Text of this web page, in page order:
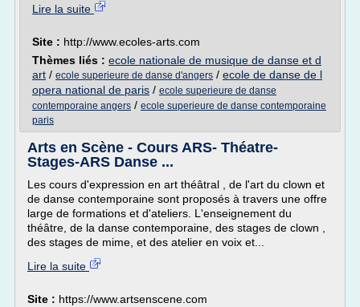
Lire la suite
Site : http://www.ecoles-arts.com
Thèmes liés : ecole nationale de musique de danse et d
art / ecole superieure de danse d'angers / ecole de danse de l
opera national de paris / ecole superieure de danse
contemporaine angers / ecole superieure de danse contemporaine
paris
Arts en Scène - Cours ARS- Théatre-
Stages-ARS Danse ...
Les cours d'expression en art théâtral , de l'art du clown et
de danse contemporaine sont proposés à travers une offre
large de formations et d'ateliers. L'enseignement du
théâtre, de la danse contemporaine, des stages de clown ,
des stages de mime, et des atelier en voix et...
Lire la suite
Site : https://www.artsenscene.com